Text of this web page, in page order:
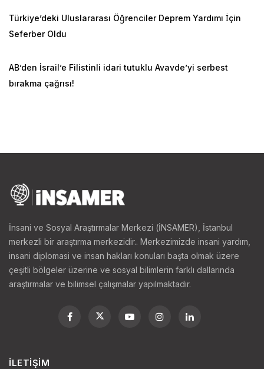
Türkiye’deki Uluslararası Öğrenciler Deprem Yardımı İçin
Seferber Oldu
AB’den İsrail’e Filistinli idari tutuklu Avavde’yi serbest
bırakma çağrısı!
İnsani ve Sosyal Araştırmalar Merkezi (İNSAMER), İstanbul
merkezli bir araştırma merkezidir.. Merkezimizde insani yardım,
insani diplomasi ve insan hakları konuları başta olmak üzere
çeşitli bölgeler üzerine ve sosyal bilimlerin farklı dallarında
araştırmalar ve bilimsel çalışmalar yapılmaktadır.
İLETIŞIM